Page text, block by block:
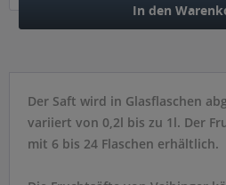
In den
Der Saft wird in Glasflaschen
variiert von 0,2l bis zu 1l. Der
mit 6 bis 24 Flaschen erhältlich.